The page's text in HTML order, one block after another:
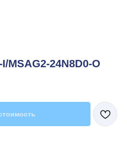
MSAG2-24N8D0-O